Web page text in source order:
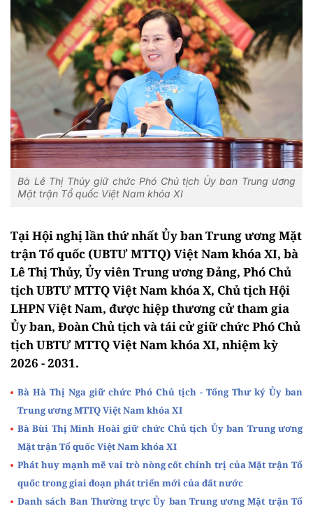
Bà Lê Thị Thủy giữ chức Phó Chủ tịch Ủy ban Trung ương
Mặt trận Tổ quốc Việt Nam khóa XI
Tại Hội nghị lần thứ nhất Ủy ban Trung ương Mặt
trận Tổ quốc (UBTƯ MTTQ) Việt Nam khóa XI, bà
Lê Thị Thủy, Ủy viên Trung ương Đảng, Phó Chủ
tịch UBTƯ MTTQ Việt Nam khóa X, Chủ tịch Hội
LHPN Việt Nam, được hiệp thương cử tham gia
Ủy ban, Đoàn Chủ tịch và tái cử giữ chức Phó Chủ
tịch UBTƯ MTTQ Việt Nam khóa XI, nhiệm kỳ
2026 - 2031.
Bà Hà Thị Nga giữ chức Phó Chủ tịch - Tổng Thư ký Ủy ban
Trung ương MTTQ Việt Nam khóa XI
Bà Bùi Thị Minh Hoài giữ chức Chủ tịch Ủy ban Trung ương
Mặt trận Tổ quốc Việt Nam khóa XI
Phát huy mạnh mẽ vai trò nòng cốt chính trị của Mặt trận Tổ
quốc trong giai đoạn phát triển mới của đất nước
Danh sách Ban Thường trực Ủy ban Trung ương Mặt trận Tổ